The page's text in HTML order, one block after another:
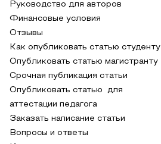
Руководство для авторов
Финансовые условия
Отзывы
Как опубликовать статью студенту
Опубликовать статью магистранту
Срочная публикация статьи
Опубликовать статью для
аттестации педагога
Заказать написание статьи
Вопросы и ответы